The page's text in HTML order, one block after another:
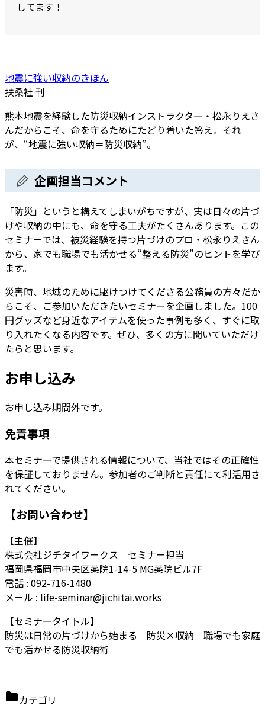
してます！
地震に強い収納のきほん
扶桑社 刊
熊本地震を経験した防災収納インストラクター・松永りえさ
んだからこそ、命を守るためにたどり着いた答え。それ
が、“地震に強い収納＝防災収納”。
企画担当コメント
「防災」というと構えてしまいがちですが、実は日々の片づ
けや収納の中にも、命を守る工夫がたくさんあります。この
セミナーでは、被災経験を持つ片づけのプロ・松永りえさん
から、家でも職場でも活かせる“整える防災”のヒントを学び
ます。
災害時、地域のために駆けつけてくださる公務員の方々だか
らこそ、ご参加いただきたいセミナーを企画しました。100
円グッズなど身近なアイテムを使った事例も多く、すぐに取
り入れたくなる内容です。ぜひ、多くの方に聞いていただけ
たらと思います。
お申し込み
お申し込み期間外です。
免責事項
本セミナーで提供される情報について、当社ではその正確性
を保証しておりません。参加者のご判断と責任にて利活用さ
れてください。
【お問い合わせ】
【主催】
株式会社ジチタイワークス セミナー担当
福岡県福岡市中央区薬院1-14-5 MG薬院ビル7F
電話 : 092-716-1480
メール : life-seminar@jichitai.works
【セミナータイトル】
防災は日常の片づけから始まる 防災×収納 職場でも家庭
でも活かせる防災収納術
カテゴリ